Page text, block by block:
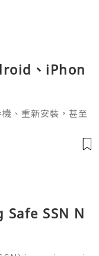
、iPhon
、重新安裝，甚至
SSN N